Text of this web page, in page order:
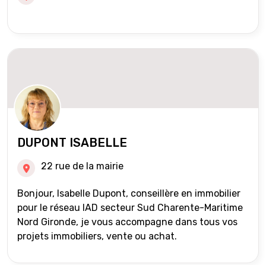
DUPONT ISABELLE
22 rue de la mairie
Bonjour, Isabelle Dupont, conseillère en immobilier
pour le réseau IAD secteur Sud Charente-Maritime
Nord Gironde, je vous accompagne dans tous vos
projets immobiliers, vente ou achat.